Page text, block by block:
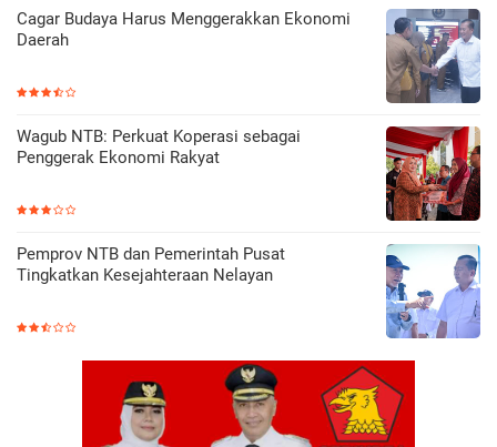
Cagar Budaya Harus Menggerakkan Ekonomi
Daerah
Wagub NTB: Perkuat Koperasi sebagai
Penggerak Ekonomi Rakyat
Pemprov NTB dan Pemerintah Pusat
Tingkatkan Kesejahteraan Nelayan